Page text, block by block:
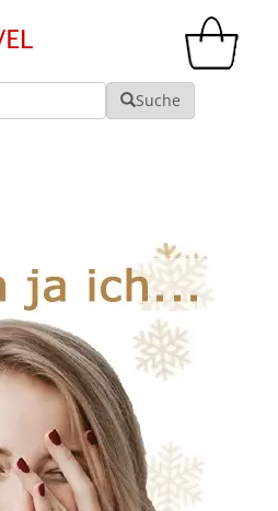
Suche